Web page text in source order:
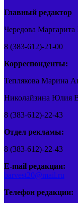
Главный редактор
Чередова
8 (383-612)-21-00
Корреспонденты:
Теплякова Марина
Николайзина Юлия
8 (383-612)-22-43
Отдел рекламы:
8 (383-612)-22-43
E-mail редакции:
barvest20@mail.ru
Телефон редакции: